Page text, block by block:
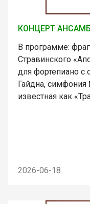
КОНЦЕРТ
В программе:
Стравинского
для фортепиано
Гайдна,
известная как
2026-06-18